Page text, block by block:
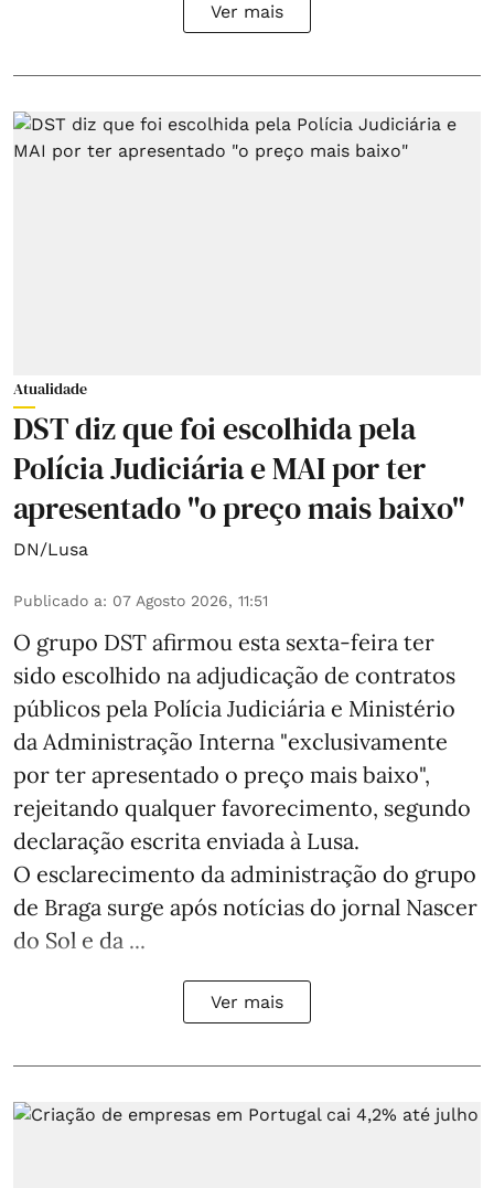
Ver mais
Atualidade
DST diz que foi escolhida pela
Polícia Judiciária e MAI por ter
apresentado "o preço mais baixo"
DN/Lusa
Publicado a: 07 Agosto 2026, 11:51
O grupo DST afirmou esta sexta-feira ter
sido escolhido na adjudicação de contratos
públicos pela Polícia Judiciária e Ministério
da Administração Interna "exclusivamente
por ter apresentado o preço mais baixo",
rejeitando qualquer favorecimento, segundo
declaração escrita enviada à Lusa.
O esclarecimento da administração do grupo
de Braga surge após notícias do jornal Nascer
do Sol e da ...
Ver mais